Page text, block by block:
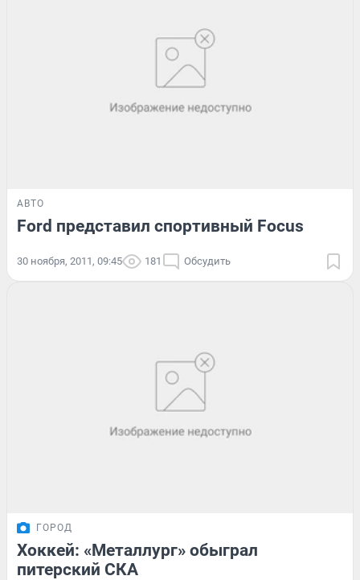
АВТО
Ford представил спортивный Focus
30 ноября, 2011, 09:45 181 Обсудить
ГОРОД
Хоккей: «Металлург» обыграл
питерский СКА